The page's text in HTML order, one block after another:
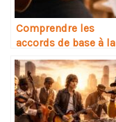
Comprendre les
accords de base à la
guitare